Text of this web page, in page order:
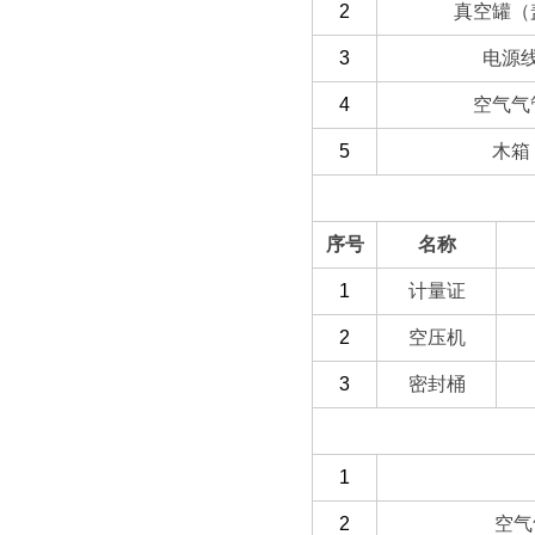
2 真空罐（
3 电源
4 空气气
5 木箱
序号 名称
1 计量证
2 空压机
3 密封桶
1
2 空